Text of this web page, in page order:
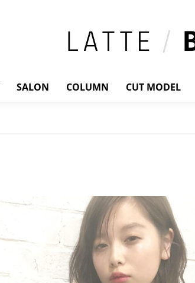
SALON COLUMN CUT MODEL